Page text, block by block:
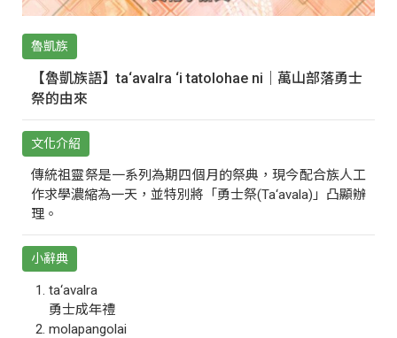
魯凱族
【魯凱族語】ta‘avalra ‘i tatolohae ni｜萬山部落勇士
祭的由來
文化介紹
傳統祖靈祭是一系列為期四個月的祭典，現今配合族人工
作求學濃縮為一天，並特別將「勇士祭(Ta‘avala)」凸顯辦
理。
小辭典
ta‘avalra
勇士成年禮
molapangolai